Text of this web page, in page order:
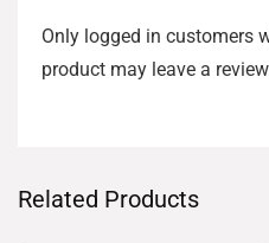
Only logged in customers
product may leave a
Related Products